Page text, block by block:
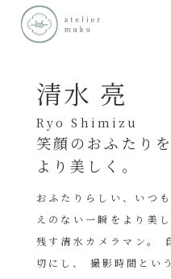
清水 亮
Ryo Shimizu
笑顔のおふたりを
より美しく。
おふたりらしい、いつ
えのない一瞬をより美
残す清水カメラマン。
切にし、 撮影時間とい